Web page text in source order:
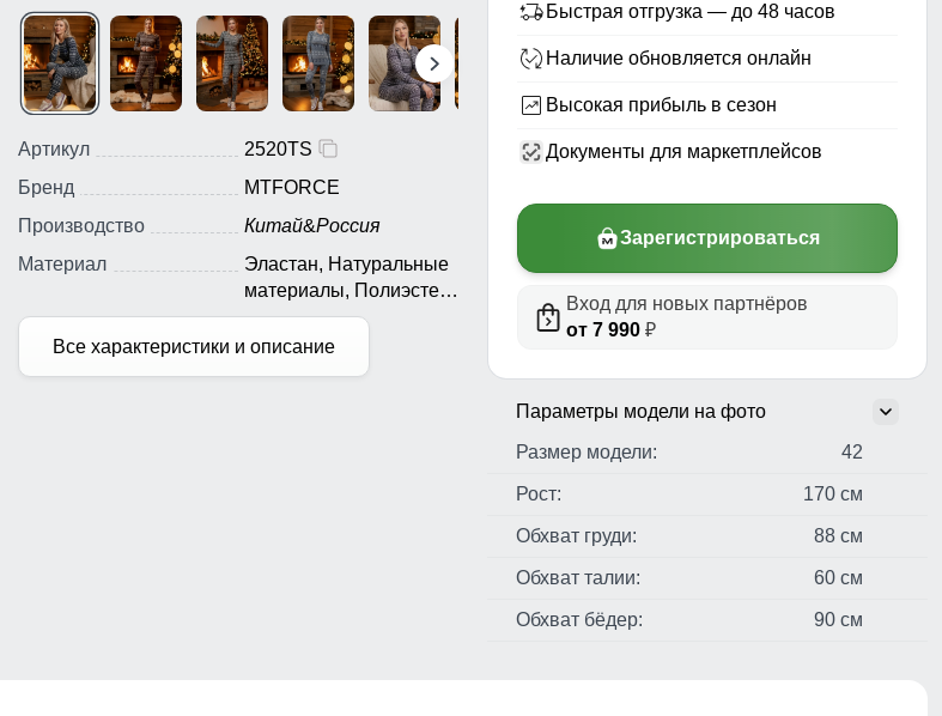
Артикул
2520TS
Бренд
MTFORCE
Производство
Китай&Россия
Материал
Эластан, Натуральные
материалы, Полиэстер,
Ткань, Экологичные
материалы
Все характеристики и описание
Быстрая отгрузка — до 48 часов
Наличие обновляется онлайн
Высокая прибыль в сезон
Документы для маркетплейсов
Зарегистрироваться
Вход для новых партнёров
от 7 990 ₽
Параметры модели на фото
Размер модели:
42
Рост: 170 см
Обхват груди: 88 см
Обхват талии: 60 см
Обхват бёдер: 90 см